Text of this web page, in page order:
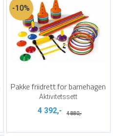
10%
Pakke friidrett for barnehagen
Aktivitetssett
4 392,- 4 880,-